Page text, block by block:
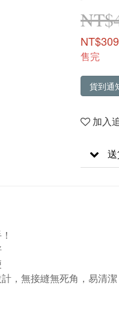
NT$309
售完
貨到通
加入
，無接縫無死角，易清潔